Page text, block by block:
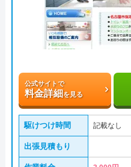
公式サイトで
料金詳細を見る
駆けつけ時間 記載なし
出張見積もり